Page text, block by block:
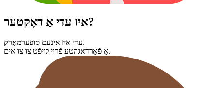
איז עדי אַ דאָקטער?
עדי איז אינעם סופּערמאַרק.
אַ פֿאַרדאגהטע פֿרױ לױפֿט צו צו אים.